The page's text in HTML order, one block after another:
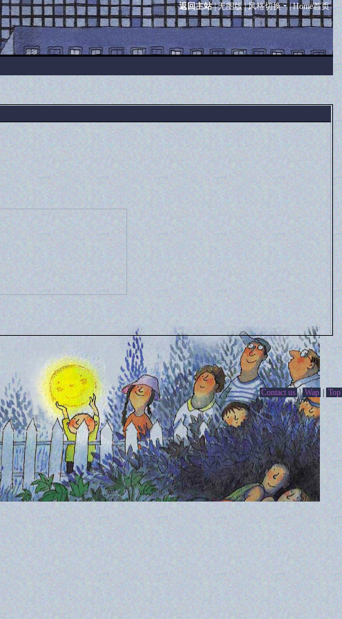
返回主站|无图版|风格切换 |Home首页
Contact us | Wap | Top